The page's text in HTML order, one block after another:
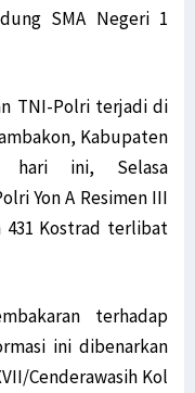
SMA Negeri 1
TNI-Polri terjadi di
Kabupaten
hari ini, Selasa
Yon A Resimen III
431 Kostrad terlibat
terhadap
ini dibenarkan
Cenderawasih Kol